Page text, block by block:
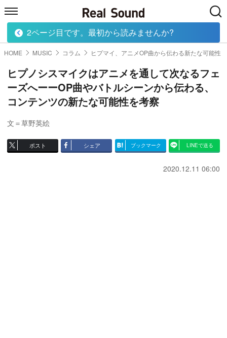
HOME MUSIC MOVIE TECH
HOME MUSIC コラム ヒプマイ、アニメOP曲から伝わる新たな可能性
ヒプノシスマイクはアニメを通して次なるフェ
ーズへーーOP曲やバトルシーンから伝わる、
コンテンツの新たな可能性を考察
文＝草野英絵
ポスト シェア ブックマーク LINEで送る
2020.12.11 06:00
2ページ目です。最初から読みませんか?